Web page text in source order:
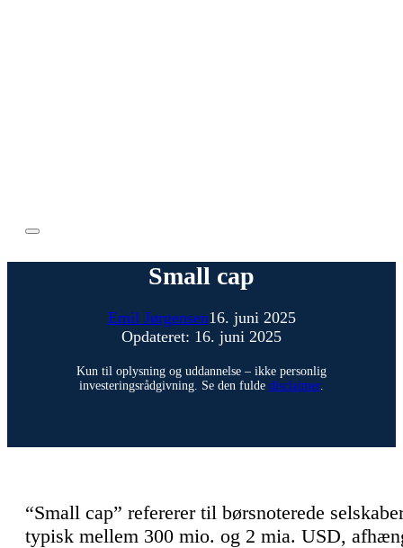
Small cap
Emil Jørgensen16. juni 2025
Opdateret: 16. juni 2025
Kun til oplysning og uddannelse – ikke personlig
investeringsrådgivning. Se den fulde disclaimer.
“Small cap” refererer til børsnoterede
typisk mellem 300 mio. og 2 mia. USD,